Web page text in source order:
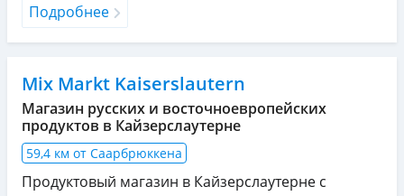
Подробнее
Mix Markt Kaiserslautern
Магазин русских и восточноевропейских
продуктов в Кайзерслаутерне
59,4 км от Саарбрюккена
Продуктовый магазин в Кайзерслаутерне с